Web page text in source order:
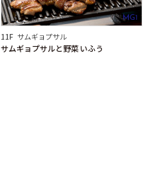
MG1
11F サムギョプサル
サムギョプサルと野菜 いふう